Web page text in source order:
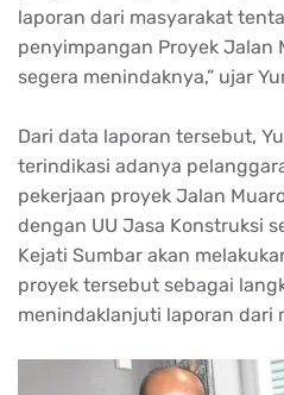
laporan dari masyarakat
penyimpangan Proyek Jalan
segera menindaknya,” ujar
Dari data laporan tersebut,
terindikasi adanya
pekerjaan proyek Jalan
dengan UU Jasa Konstruksi
Kejati Sumbar akan
proyek tersebut sebagai
menindaklanjuti laporan dari